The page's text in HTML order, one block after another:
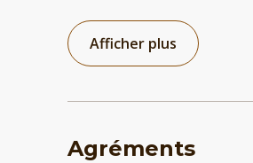
Afficher plus
Agréments